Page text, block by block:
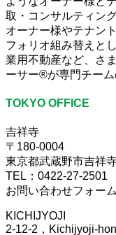
取・コンサルティン
オーナー様やテナン
フォリオ組み替えと
業用不動産など、さ
ーサー®が専門チーム
TOKYO OFFICE
吉祥寺
〒180-0004
東京都武蔵野市吉祥
TEL：0422-27-2501
お問い合わせフォー
KICHIJYOJI
2-12-2，Kichijyoji-